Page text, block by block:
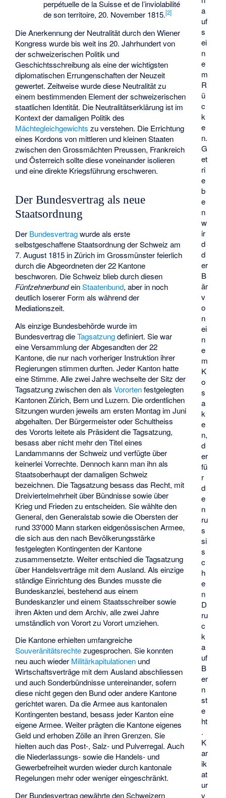
a
uf
s
ei
n
e
m
R
ü
c
k
e
n.
G
et
ri
e
b
e
n
w
ir
d
d
er
B
är
v
o
n
ei
n
e
m
K
o
s
a
k
e
n,
d
er
fü
r
d
e
n
ru
s
si
s
c
h
e
n
D
ru
c
k
a
uf
B
er
n
st
e
ht
.
K
ar
ik
at
ur
v
perpétuelle de la Suisse et de l’inviolabilité
de son territoire, 20. November 1815.[2]
Die Anerkennung der Neutralität durch den Wiener
Kongress wurde bis weit ins 20. Jahrhundert von
der schweizerischen Politik und
Geschichtsschreibung als eine der wichtigsten
diplomatischen Errungenschaften der Neuzeit
gewertet. Zeitweise wurde diese Neutralität zu
einem bestimmenden Element der schweizerischen
staatlichen Identität. Die Neutralitätserklärung ist im
Kontext der damaligen Politik des
Mächtegleichgewichts zu verstehen. Die Errichtung
eines Kordons von mittleren und kleinen Staaten
zwischen den Grossmächten Preussen, Frankreich
und Österreich sollte diese voneinander isolieren
und eine direkte Kriegsführung erschweren.
Der Bundesvertrag als neue
Staatsordnung
Der Bundesvertragwurde als erste
selbstgeschaffene Staatsordnung der Schweiz am
7. August 1815 in Zürich im Grossmünster feierlich
durch die Abgeordneten der 22 Kantone
beschworen. Die Schweiz blieb durch diesen
FünfzehnerbundeinStaatenbund, aber in noch
deutlich loserer Form als während der
Mediationszeit.
Als einzige Bundesbehörde wurde im
Bundesvertrag dieTagsatzungdefiniert. Sie war
eine Versammlung der Abgesandten der 22
Kantone, die nur nach vorheriger Instruktion ihrer
Regierungen stimmen durften. Jeder Kanton hatte
eine Stimme. Alle zwei Jahre wechselte der Sitz der
Tagsatzung zwischen den alsVorortenfestgelegten
Kantonen Zürich, Bern und Luzern. Die ordentlichen
Sitzungen wurden jeweils am ersten Montag im Juni
abgehalten. Der Bürgermeister oder Schultheiss
des Vororts leitete als Präsident die Tagsatzung,
besass aber nicht mehr den Titel eines
Landammanns der Schweiz und verfügte über
keinerlei Vorrechte. Dennoch kann man ihn als
Staatsoberhaupt der damaligen Schweiz
bezeichnen. Die Tagsatzung besass das Recht, mit
Dreiviertelmehrheit über Bündnisse sowie über
Krieg und Frieden zu entscheiden. Sie wählte den
General, den Generalstab sowie die Obersten der
rund 33'000 Mann starken eidgenössischen Armee,
die sich aus den nach Bevölkerungsstärke
festgelegten Kontingenten der Kantone
zusammensetzte. Weiter entschied die Tagsatzung
über Handelsverträge mit dem Ausland. Als einzige
ständige Einrichtung des Bundes musste die
Bundeskanzlei, bestehend aus einem
Bundeskanzler und einem Staatsschreiber sowie
ihren Akten und dem Archiv, alle zwei Jahre
umständlich von Vorort zu Vorort umziehen.
Die Kantone erhielten umfangreiche
Souveränitätsrechtezugesprochen. Sie konnten
neu auch wieder Militärkapitulationen und
Wirtschaftsverträge mit dem Ausland abschliessen
und auch Sonderbündnisse untereinander, sofern
diese nicht gegen den Bund oder andere Kantone
gerichtet waren. Da die Armee aus kantonalen
Kontingenten bestand, besass jeder Kanton eine
eigene Armee. Weiter prägten die Kantone eigenes
Geld und erhoben Zölle an ihren Grenzen. Sie
hielten auch das Post-, Salz- und Pulverregal. Auch
die Niederlassungs- sowie die Handels- und
Gewerbefreiheit wurden wieder durch kantonale
Regelungen mehr oder weniger eingeschränkt.
Der Bundesvertrag gewährte den Schweizern